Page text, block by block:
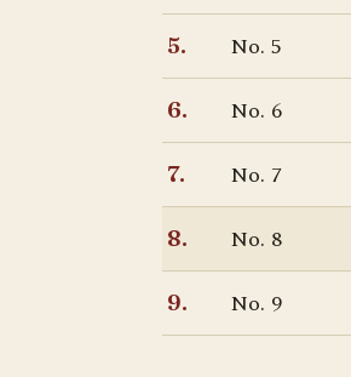
5. No. 5
6. No. 6
7. No. 7
8. No. 8
9. No. 9